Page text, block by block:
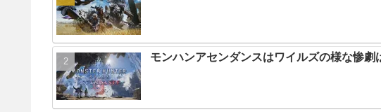
モンハンアセンダンスはワイルズの様な惨劇